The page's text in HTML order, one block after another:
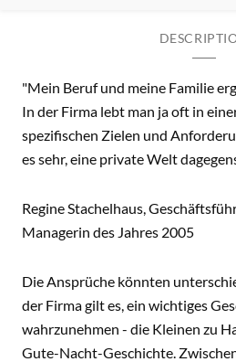
"Mein Beruf und meine Familie
In der Firma lebt man ja oft in
spezifischen Zielen und
es sehr, eine private Welt
Regine Stachelhaus,
Managerin des Jahres 2005
Die Ansprüche könnten
der Firma gilt es, ein wichtiges
wahrzunehmen - die Kleinen zu
Gute-Nacht-Geschichte.